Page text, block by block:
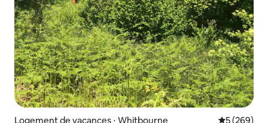
Logement de vacances ⋅ Whitbourne Évaluation
5 (269)